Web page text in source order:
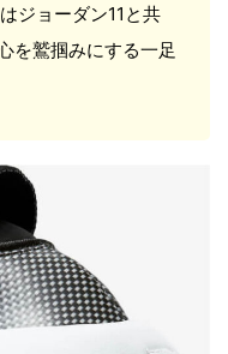
ジョーダン11と共
を鷲掴みにする一足